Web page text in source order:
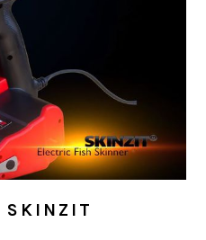
SKINZIT